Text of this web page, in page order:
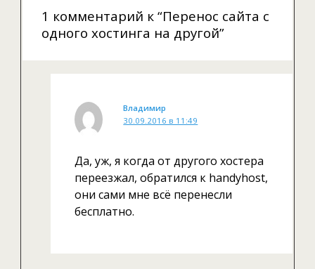
1 комментарий к “Перенос сайта с
одного хостинга на другой”
Владимир
30.09.2016 в 11:49
Да, уж, я когда от другого хостера
переезжал, обратился к handyhost,
они сами мне всё перенесли
бесплатно.